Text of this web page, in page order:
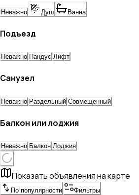
Неважно Душ Ванна
Подъезд
Неважно Пандус Лифт
Санузел
Неважно Раздельный Совмещенный
Балкон или лоджия
Неважно Балкон Лоджия
Показать объявления на карте
По популярности Фильтры